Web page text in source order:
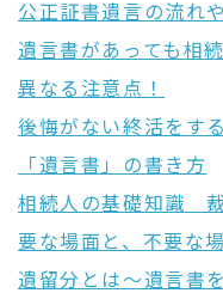
公正証書遺言の流れ
遺言書があっても相
異なる注意点！
後悔がない終活をす
「遺言書」の書き方
相続人の基礎知識
要な場面と、不要な
遺留分とは〜遺言書